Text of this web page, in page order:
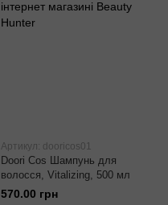
Артикул: dooricos01
Doori Cos Шампунь для
волосся, Vitalizing, 500 мл
570.00 грн